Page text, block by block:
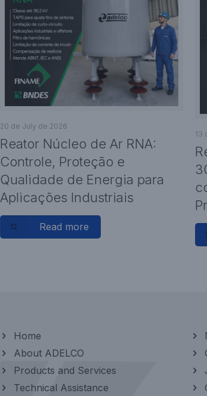
20 de July de 2026
Reator Núcleo de Ar RNA:
Controle, Proteção e
Qualidade de Energia para
Aplicações Industriais
Read more
13
Home
About ADELCO
Products and Services
Technical Assistance